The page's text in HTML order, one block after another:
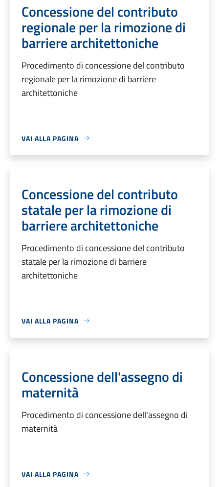
Concessione del contributo
regionale per la rimozione di
barriere architettoniche
Procedimento di concessione del contributo
regionale per la rimozione di barriere
architettoniche
VAI ALLA PAGINA
Concessione del contributo
statale per la rimozione di
barriere architettoniche
Procedimento di concessione del contributo
statale per la rimozione di barriere
architettoniche
VAI ALLA PAGINA
Concessione dell'assegno di
maternità
Procedimento di concessione dell'assegno di
maternità
VAI ALLA PAGINA